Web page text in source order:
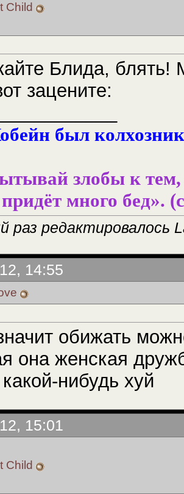
Child
Блида,
зацените:
был
злобы к тем,
придёт много бед».
раз редактировалось
14:55
обижать
она женская
нибудь хуй
15:01
Child